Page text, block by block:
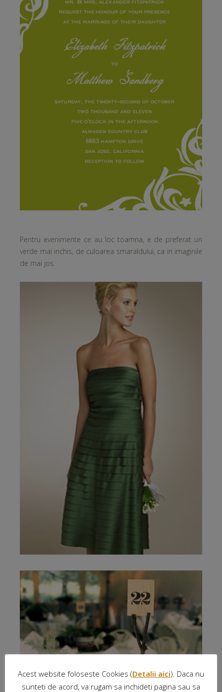
Pentru evenimente ce au loc toamna, e de preferat un
verde mai inchis, de culoarea smaraldului, ca in imaginile
de mai jos.
Acest website foloseste Cookies (Detalii aici). Daca nu
sunteti de acord, va rugam sa inchideti pagina sau sa